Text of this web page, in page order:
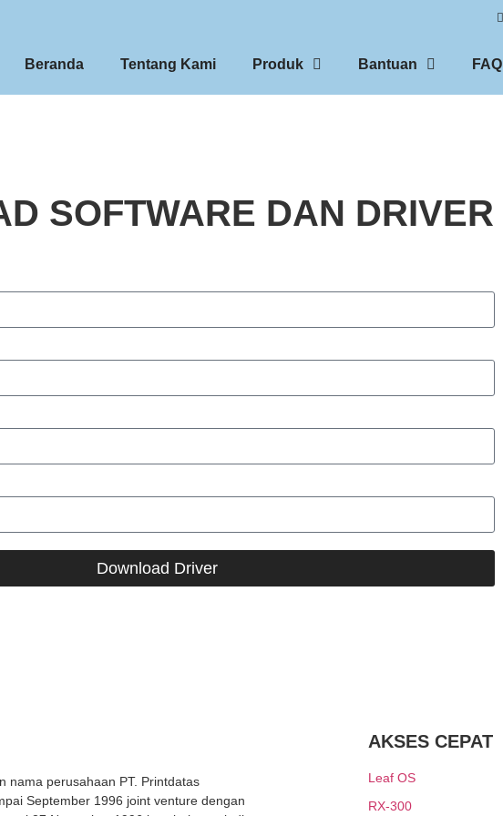
Beranda Tentang Kami Produk Bantuan FAQ
SOFTWARE DAN DRIVER
Download Driver
nama perusahaan PT. Printdatas
September 1996 joint venture dengan
AKSES CEPAT
Leaf OS
RX-300